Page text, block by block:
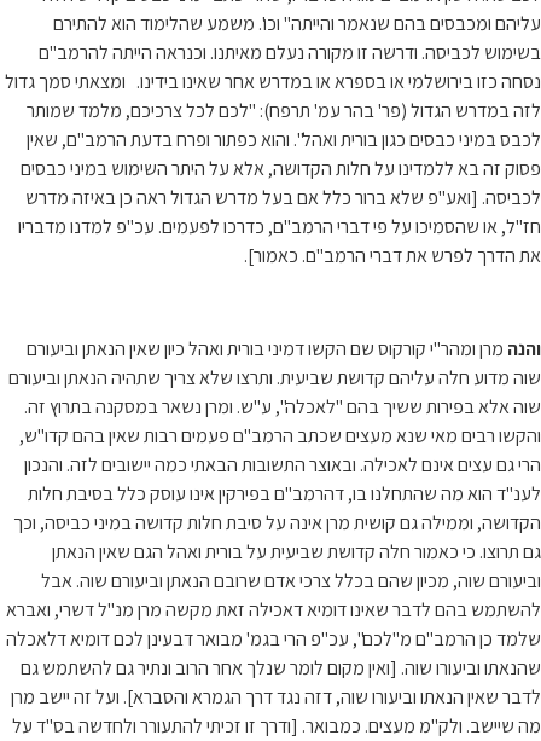
עליהם ומכבסים בהם שנאמר והייתה" וכו'. משמע שהלימוד הוא להתירם
בשימוש לכביסה. ודרשה זו מקורה נעלם מאיתנו. וכנראה הייתה להרמב"ם
נסחה כזו בירושלמי או בספרא או במדרש אחר שאינו בידינו. ומצאתי סמך גדול
לזה במדרש הגדול (פר' בהר עמ' תרפח): "לכם לכל צרכיכם, מלמד שמותר
לכבס במיני כבסים כגון בורית ואהל". והוא כפתור ופרח בדעת הרמב"ם, שאין
פסוק זה בא ללמדינו על חלות הקדושה, אלא על היתר השימוש במיני כבסים
לכביסה. [ואע"פ שלא ברור כלל אם בעל מדרש הגדול ראה כן באיזה מדרש
חז"ל, או שהסמיכו על פי דברי הרמב"ם, כדרכו לפעמים. עכ"פ למדנו מדבריו
את הדרך לפרש את דברי הרמב"ם. כאמור].
והנה מרן ומהר"י קורקוס שם הקשו דמיני בורית ואהל כיון שאין הנאתן וביעורם
שוה מדוע חלה עליהם קדושת שביעית. ותרצו שלא צריך שתהיה הנאתן וביעורם
שוה אלא בפירות ששיך בהם "לאכלה", ע"ש. ומרן נשאר במסקנה בתרוץ זה.
והקשו רבים מאי שנא מעצים שכתב הרמב"ם פעמים רבות שאין בהם קדו"ש,
הרי גם עצים אינם לאכילה. ובאוצר התשובות הבאתי כמה יישובים לזה. והנכון
לענ"ד הוא מה שהתחלנו בו, דהרמב"ם בפירקין אינו עוסק כלל בסיבת חלות
הקדושה, וממילה גם קושית מרן אינה על סיבת חלות קדושה במיני כביסה, וכך
גם תרוצו. כי כאמור חלה קדושת שביעית על בורית ואהל הגם שאין הנאתן
וביעורם שוה, מכיון שהם בכלל צרכי אדם שרובם הנאתן וביעורם שוה. אבל
להשתמש בהם לדבר שאינו דומיא דאכילה זאת מקשה מרן מנ"ל דשרי, ואברא
שלמד כן הרמב"ם מ"לכם", עכ"פ הרי בגמ' מבואר דבעינן לכם דומיא דלאכלה
שהנאתו וביעורו שוה. [ואין מקום לומר שנלך אחר הרוב ונתיר גם להשתמש גם
לדבר שאין הנאתו וביעורו שוה, דזה נגד דרך הגמרא והסברא]. ועל זה יישב מרן
מה שיישב. ולק"מ מעצים. כמבואר. [ודרך זו זכיתי להתעורר ולחדשה בס"ד על